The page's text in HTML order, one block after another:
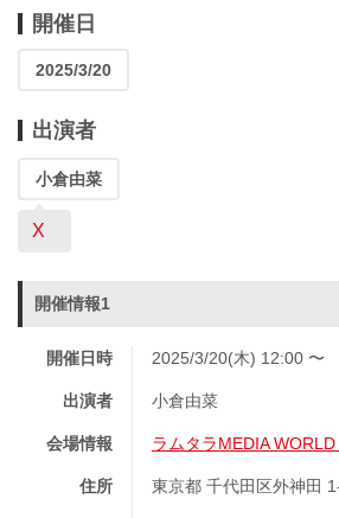
開催日
2025/3/20
出演者
小倉由菜
X
開催情報1
開催日時 2025/3/20(木) 12:00 〜
出演者 小倉由菜
会場情報 ラムタラMEDIA WORLD
住所 東京都 千代田区外神田